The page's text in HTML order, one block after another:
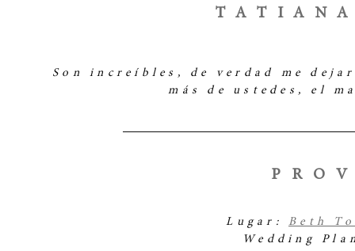
Son increíbles, de verdad me
más de ustedes, el
Lugar: Beth
Wedding